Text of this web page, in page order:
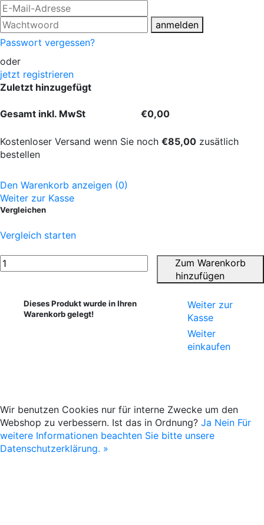
anmelden
Passwort vergessen?
oder
jetzt registrieren
Zuletzt hinzugefügt
Gesamt inkl. MwSt €0,00
Kostenloser Versand wenn Sie noch €85,00 zusätlich
bestellen
Den Warenkorb anzeigen (0)
Weiter zur Kasse
Vergleichen
Vergleich starten
Zum Warenkorb
hinzufügen
Dieses Produkt wurde in Ihren
Warenkorb gelegt!
Weiter zur
Kasse
Weiter
einkaufen
Wir benutzen Cookies nur für interne Zwecke um den
Webshop zu verbessern. Ist das in Ordnung? Ja Nein Für
weitere Informationen beachten Sie bitte unsere
Datenschutzerklärung. »